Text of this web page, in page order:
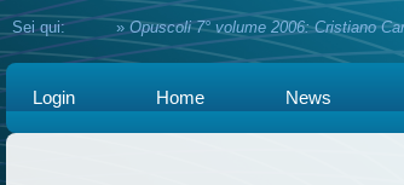
Sei qui:Home »Opuscoli 7° volume 2006: Cristiano
Login Home News